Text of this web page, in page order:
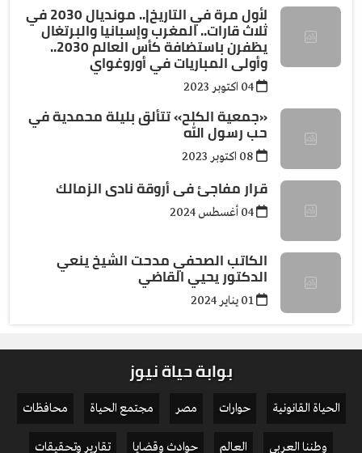
لأول مرة في التاريخ|.. مونديال 2030 في
ثلاث قارات.. المغرب وإسبانيا والبرتغال
يظفرن باستضافة كأس العالم 2030..
وأولى المباريات في أوروغواي
«جمعية الكلح» تتألق بليلة محمدية في
حب رسول الله
قرار مفاجئ فى أروقة نادى الزمالك
الكاتب الصحفي مدحت الشيخ ينعي
الدكتور يحيي القاضي
بوابة حياة نيوز
الحياة القانونية حوارات مصر مجتمع الحياة
محافظات
وطننا العربي
العالم حوادث وقضايا تقارير وتحقيقات